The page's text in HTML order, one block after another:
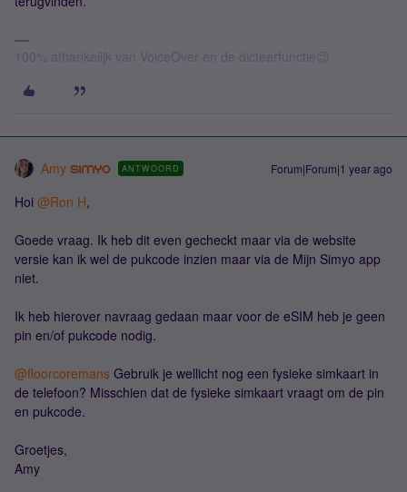
100% afhankelijk van VoiceOver en de dicteerfunctie😉
Amy ANTWOORD Forum|Forum|1 year ago
Hoi ​ @Ron H,
Goede vraag. Ik heb dit even gecheckt maar via de website
versie kan ik wel de pukcode inzien maar via de Mijn Simyo app
niet.
Ik heb hierover navraag gedaan maar voor de eSIM heb je geen
pin en/of pukcode nodig.
@floorcoremans Gebruik je wellicht nog een fysieke simkaart in
de telefoon? Misschien dat de fysieke simkaart vraagt om de pin
en pukcode.
Groetjes,
Amy